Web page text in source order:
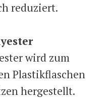
reduziert.
wird zum
Plastikflaschen
hergestellt.